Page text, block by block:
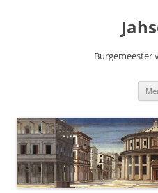
Burgemeester